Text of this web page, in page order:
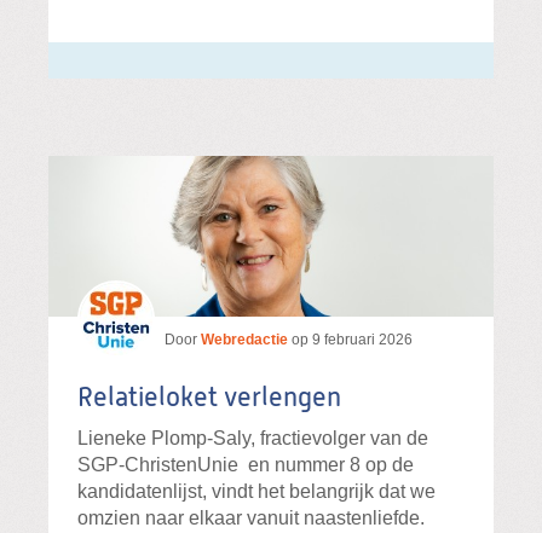
Door Webredactie op 9 februari 2026
Relatieloket verlengen
Lieneke Plomp-Saly, fractievolger van de
SGP-ChristenUnie en nummer 8 op de
kandidatenlijst, vindt het belangrijk dat we
omzien naar elkaar vanuit naastenliefde.